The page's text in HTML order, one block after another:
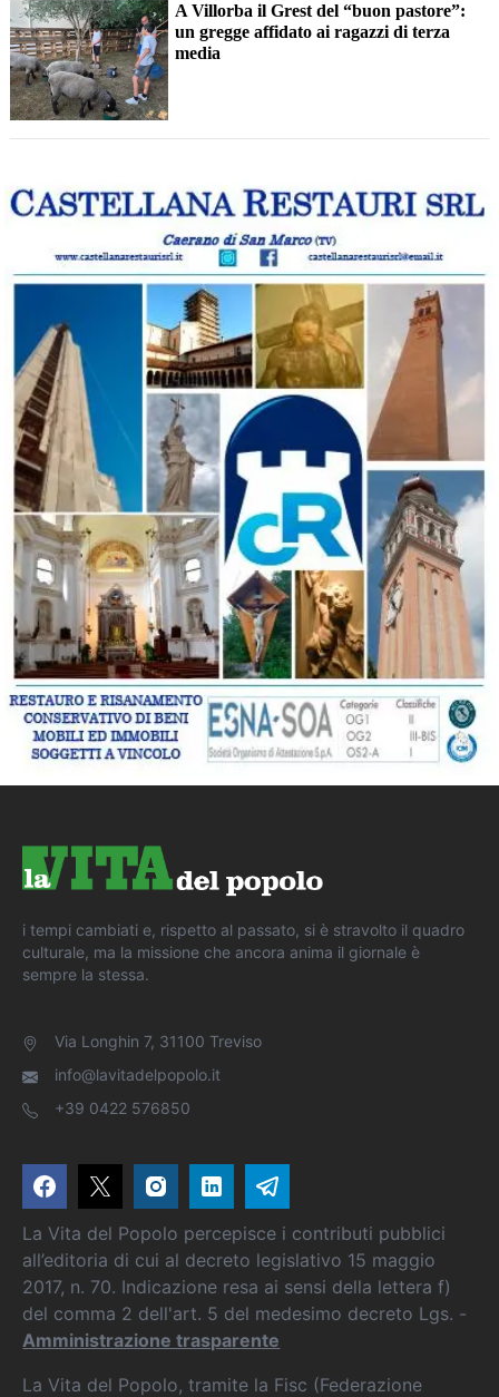
A Villorba il Grest del “buon pastore”:
un gregge affidato ai ragazzi di terza
media
i tempi cambiati e, rispetto al passato, si è stravolto il quadro
culturale, ma la missione che ancora anima il giornale è
sempre la stessa.
Via Longhin 7, 31100 Treviso
info@lavitadelpopolo.it
+39 0422 576850
La Vita del Popolo percepisce i contributi pubblici
all’editoria di cui al decreto legislativo 15 maggio
2017, n. 70. Indicazione resa ai sensi della lettera f)
del comma 2 dell'art. 5 del medesimo decreto Lgs. -
Amministrazione trasparente
La Vita del Popolo, tramite la Fisc (Federazione